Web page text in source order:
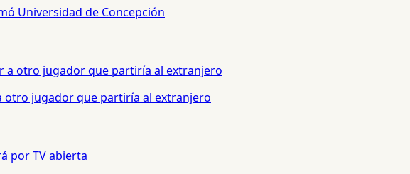
Universidad de Concepción
otro jugador que partiría al extranjero